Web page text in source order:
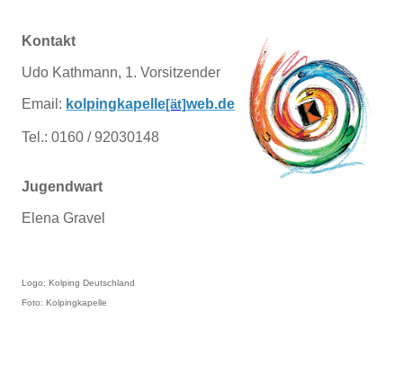
Kontakt
Udo Kathmann, 1. Vorsitzender
Email: kolpingkapelle[ät]web.de
Tel.: 0160 / 92030148
Jugendwart
Elena Gravel
Logo: Kolping Deutschland
Foto: Kolpingkapelle